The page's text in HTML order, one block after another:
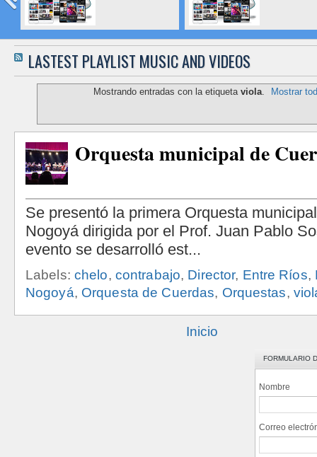
LASTEST PLAYLIST MUSIC AND VIDEOS
Mostrando entradas con la etiqueta viola. Mostrar
Orquesta municipal de
Labels: chelo, contrabajo, Director, Entre Ríos,
Nogoyá, Orquesta de Cuerdas, Orquestas,
Inicio
FORMULARIO
Nombre
Correo